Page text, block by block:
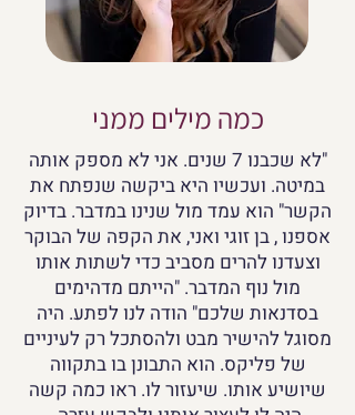
כמה מילים ממני
"לא שכבנו 7 שנים. אני לא מספק אותה
במיטה. ועכשיו היא ביקשה שנפתח את
הקשר" הוא עמד מול שנינו במדבר. בדיוק
אספנו , בן זוגי ואני, את הקפה של הבוקר
וצעדנו להרים מסביב כדי לשתות אותו
מול נוף המדבר. "הייתם מדהימים
בסדנאות שלכם" הודה לנו לפתע. היה
מסוגל להישיר מבט ולהסתכל רק לעיניים
של פליקס. הוא התבונן בו בתקווה
שיושיע אותו. שיעזור לו. ראו כמה קשה